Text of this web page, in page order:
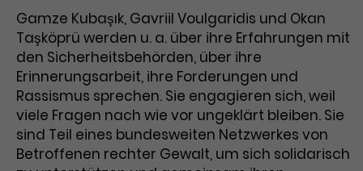
erhobenen Daten umfassen in
anonymisierter Form die Anzahl
der Besuche, die Quelle, aus der sie
stammen, und die besuchten
Seiten.
Name _gat_UA-63561367-1
Zweck
dient der Zuordnung von
Conversions zu Google Ads-
Kampagnen.
Name _gcl_dc
Anbieter Google / DoubleClick
Gamze Kubaşık, Gavriil Voulgaridis und Okan
Taşköprü werden u. a. über ihre Erfahrungen mit
den Sicherheitsbehörden, über ihre
Erinnerungsarbeit, ihre Forderungen und
Rassismus sprechen. Sie engagieren sich, weil
viele Fragen nach wie vor ungeklärt bleiben. Sie
sind Teil eines bundesweiten Netzwerkes von
Betroffenen rechter Gewalt, um sich solidarisch